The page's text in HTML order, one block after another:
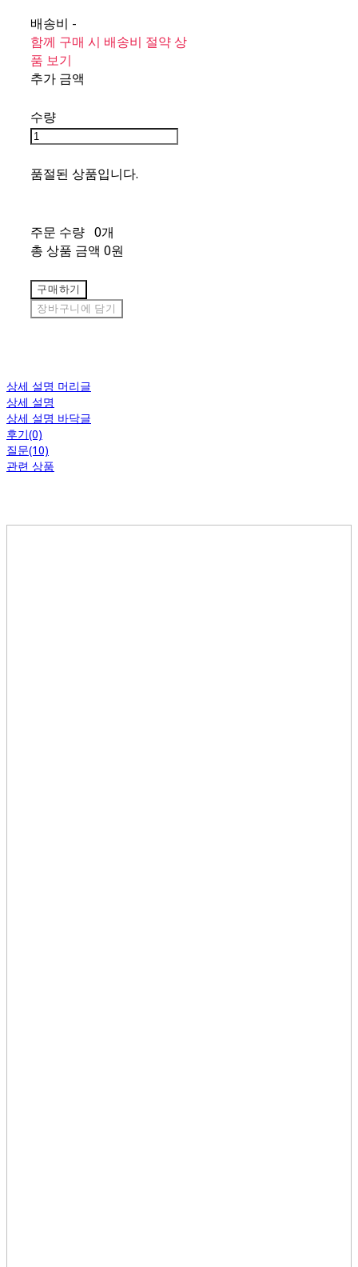
배송비 -
함께 구매 시 배송비 절약 상
품 보기
추가 금액
수량
품절된 상품입니다.
주문 수량 0개
총 상품 금액 0원
구매하기
장바구니에 담기
상세 설명 머리글
상세 설명
상세 설명 바닥글
후기(0)
질문(10)
관련 상품